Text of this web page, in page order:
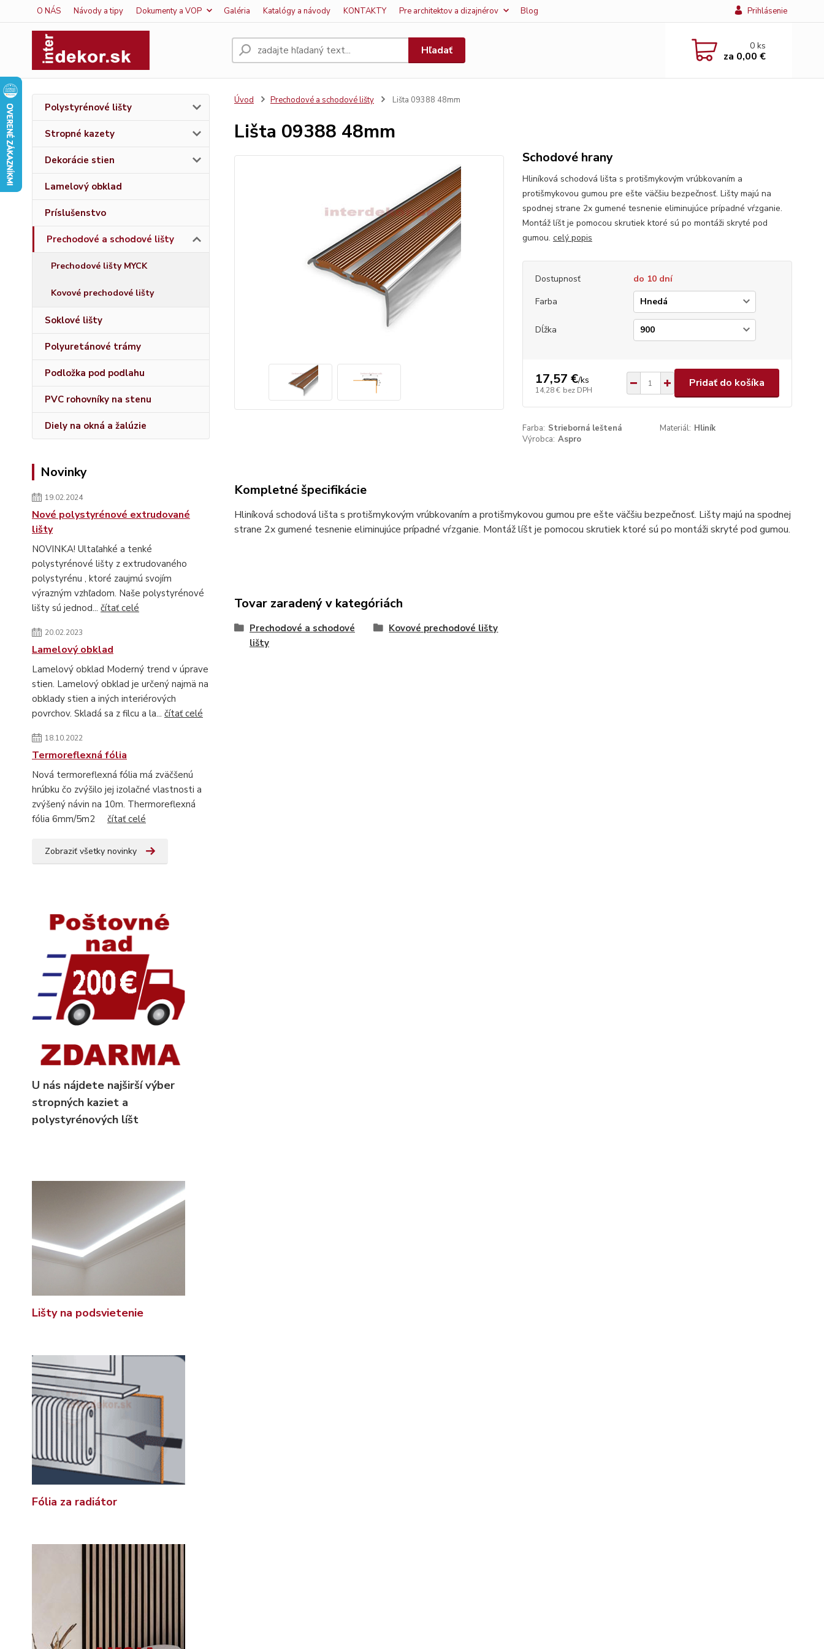
O NÁS Návody a tipy Dokumenty a VOP Galéria Katalógy a návody KONTAKTY Pre architektov a dizajnérov Blog Prihlásenie
Hľadať 0ks
za 0,00 €
Polystyrénové lišty
Stropné kazety
Dekorácie stien
Lamelový obklad
Príslušenstvo
Prechodové a schodové lišty
Prechodové lišty MYCK
Kovové prechodové lišty
Soklové lišty
Polyuretánové trámy
Podložka pod podlahu
PVC rohovníky na stenu
Diely na okná a žalúzie
Novinky
19.02.2024
Nové polystyrénové extrudované
lišty
NOVINKA! Ultaľahké a tenké
polystyrénové lišty z extrudovaného
polystyrénu , ktoré zaujmú svojím
výrazným vzhľadom. Naše polystyrénové
lišty sú jednod... čítať celé
20.02.2023
Lamelový obklad
Lamelový obklad Moderný trend v úprave
stien. Lamelový obklad je určený najmä na
obklady stien a iných interiérových
povrchov. Skladá sa z filcu a la... čítať celé
18.10.2022
Termoreflexná fólia
Nová termoreflexná fólia má zväčšenú
hrúbku čo zvýšilo jej izolačné vlastnosti a
zvýšený návin na 10m. Thermoreflexná
fólia 6mm/5m2 čítať celé
Zobraziť všetky novinky
U nás nájdete najširší výber
stropných kaziet a
polystyrénových líšt
Lišty na podsvietenie
Fólia za radiátor
Úvod Prechodové a schodové lišty Lišta 09388 48mm
Lišta 09388 48mm
Schodové hrany
Hliníková schodová lišta s protišmykovým vrúbkovaním a
protišmykovou gumou pre ešte väčšiu bezpečnosť. Lišty majú na
spodnej strane 2x gumené tesnenie eliminujúce prípadné vŕzganie.
Montáž líšt je pomocou skrutiek ktoré sú po montáži skryté pod
gumou. celý popis
Dostupnosť
do 10 dní
Farba
Dĺžka
17,57 €/ks
14,28 € bez DPH
Pridať do košíka
Farba: Strieborná leštená Materiál: Hliník
Výrobca: Aspro
Kompletné špecifikácie
Hliníková schodová lišta s protišmykovým vrúbkovaním a protišmykovou gumou pre ešte väčšiu bezpečnosť. Lišty majú na spodnej
strane 2x gumené tesnenie eliminujúce prípadné vŕzganie. Montáž líšt je pomocou skrutiek ktoré sú po montáži skryté pod gumou.
Tovar zaradený v kategóriách
Prechodové a schodové
lišty
Kovové prechodové lišty